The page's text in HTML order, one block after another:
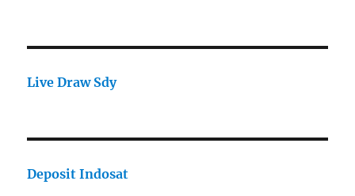
Live Draw Sdy
Deposit Indosat